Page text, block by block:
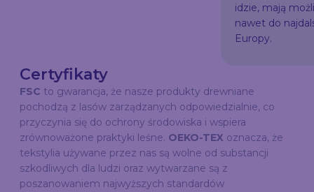
idzie, mają
nawet do
Europy.
Certyfikaty
FSC to gwarancja, że nasze produkty drewniane
pochodzą z lasów zarządzanych odpowiedzialnie, co
przyczynia się do ochrony środowiska i wspiera
zrównoważone praktyki leśne. OEKO-TEX oznacza, że
tekstylia używane przez nas są wolne od substancji
szkodliwych dla ludzi oraz wytwarzane są z
poszanowaniem najwyższych standardów